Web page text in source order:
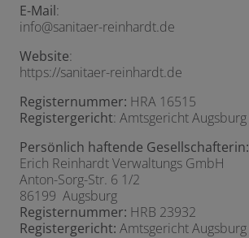
E-Mail:
info@sanitaer-reinhardt.de
Website:
https://sanitaer-reinhardt.de
Registernummer: HRA 16515
Registergericht: Amtsgericht Augsburg
Persönlich haftende Gesellschafterin:
Erich Reinhardt Verwaltungs GmbH
Anton-Sorg-Str. 6 1/2
86199 Augsburg
Registernummer: HRB 23932
Registergericht: Amtsgericht Augsburg